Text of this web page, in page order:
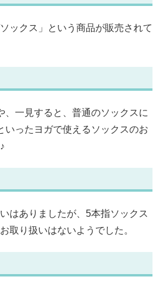
ックス」という商品が販売されて
、一見すると、普通のソックスに
いったヨガで使えるソックスのお
はありましたが、5本指ソックス
取り扱いはないようでした。